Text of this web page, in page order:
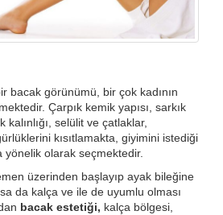
bacak görünümü, bir çok kadının
Çarpık kemik yapısı, sarkık
kalınlığı, selülit ve çatlaklar,
kısıtlamakta, giyimini istediği
olarak seçmektedir.
üzerinden başlayıp ayak bileğine
da kalça ve ile de uyumlu olması
bacak estetiği, kalça bölgesi,